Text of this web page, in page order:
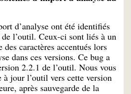
d’analyse ont été identifiés
l’outil. Ceux-ci sont liés à un
des caractères accentués lors
dans ces versions. Ce bug a
2.2.1 de l’outil. Nous vous
jour l’outil vers cette version
après sauvegarde de la